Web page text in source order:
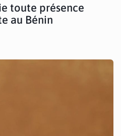
toute présence
au Bénin